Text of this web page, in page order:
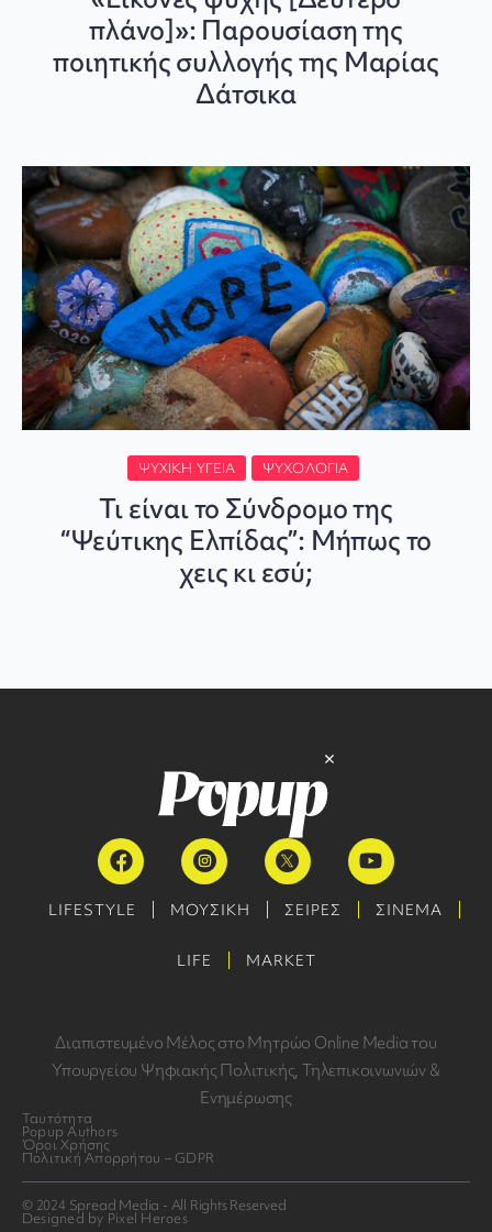
πλάνο]»: Παρουσίαση της
ποιητικής συλλογής της Μαρίας
Δάτσικα
ΨΥΧΙΚΉ ΥΓΕΊΑ ΨΥΧΟΛΟΓΊΑ
Τι είναι το Σύνδρομο της
“Ψεύτικης Ελπίδας”: Μήπως το
χεις κι εσύ;
LIFESTYLE ΜΟΥΣΙΚΗ ΣΕΙΡΕΣ ΣΙΝΕΜΑ
LIFE MARKET
Διαπιστευμένο Μέλος στο Μητρώο Online Media του
Υπουργείου Ψηφιακής Πολιτικής, Τηλεπικοινωνιών &
Ενημέρωσης
Ταυτότητα
Popup Authors
Όροι Χρήσης
Πολιτική Απορρήτου – GDPR
© 2024 Spread Media - All Rights Reserved
Designed by Pixel Heroes